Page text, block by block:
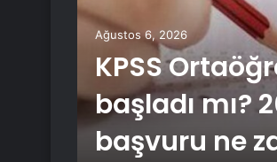
Ağustos 6, 2026
KPSS
başladı mı?
başvuru ne